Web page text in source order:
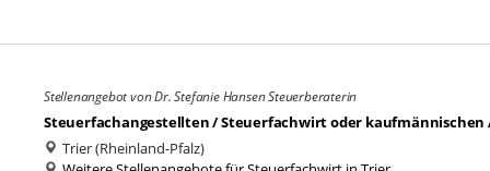
Stellenangebot von Dr. Stefanie Hansen Steuerberaterin
Steuerfachangestellten / Steuerfachwirt oder kaufmännischen
Trier (Rheinland-Pfalz)